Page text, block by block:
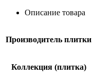
Описание товара
Производитель плитки
Коллекция (плитка)